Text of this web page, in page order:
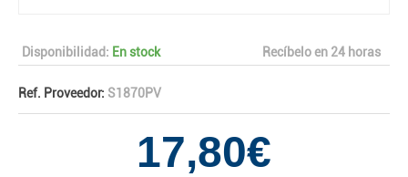
Disponibilidad: En stock Recíbelo en 24 horas
Ref. Proveedor: S1870PV
17,80€